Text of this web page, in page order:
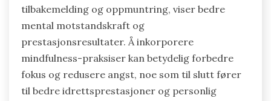
hos unge idrettsutøvere.
Hvilke ekspertråd kan bidra til å
optimalisere mental utvikling hos
unge idrettsutøvere?